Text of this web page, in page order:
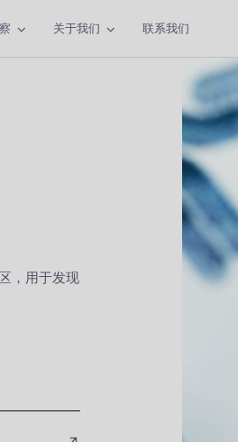
关于我们 联系我们
，用于发现